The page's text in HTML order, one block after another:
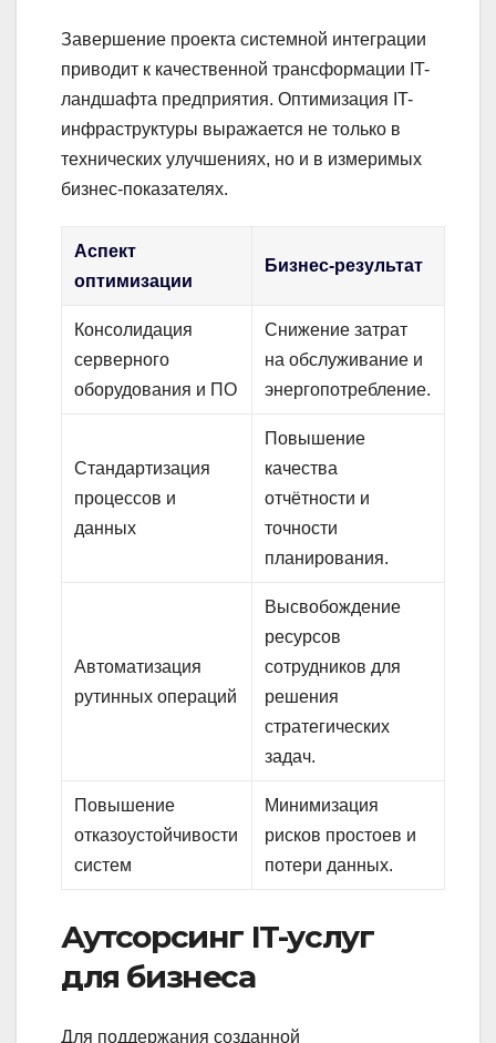
Завершение проекта системной интеграции
приводит к качественной трансформации IT-
ландшафта предприятия. Оптимизация IT-
инфраструктуры выражается не только в
технических улучшениях, но и в измеримых
бизнес-показателях.
Аспект
оптимизации
Бизнес-результат
Консолидация
серверного
оборудования и ПО
Снижение затрат
на обслуживание и
энергопотребление.
Стандартизация
процессов и
данных
Повышение
качества
отчётности и
точности
планирования.
Автоматизация
рутинных операций
Высвобождение
ресурсов
сотрудников для
решения
стратегических
задач.
Повышение
отказоустойчивости
систем
Минимизация
рисков простоев и
потери данных.
Аутсорсинг IT-услуг
для бизнеса
Для поддержания созданной